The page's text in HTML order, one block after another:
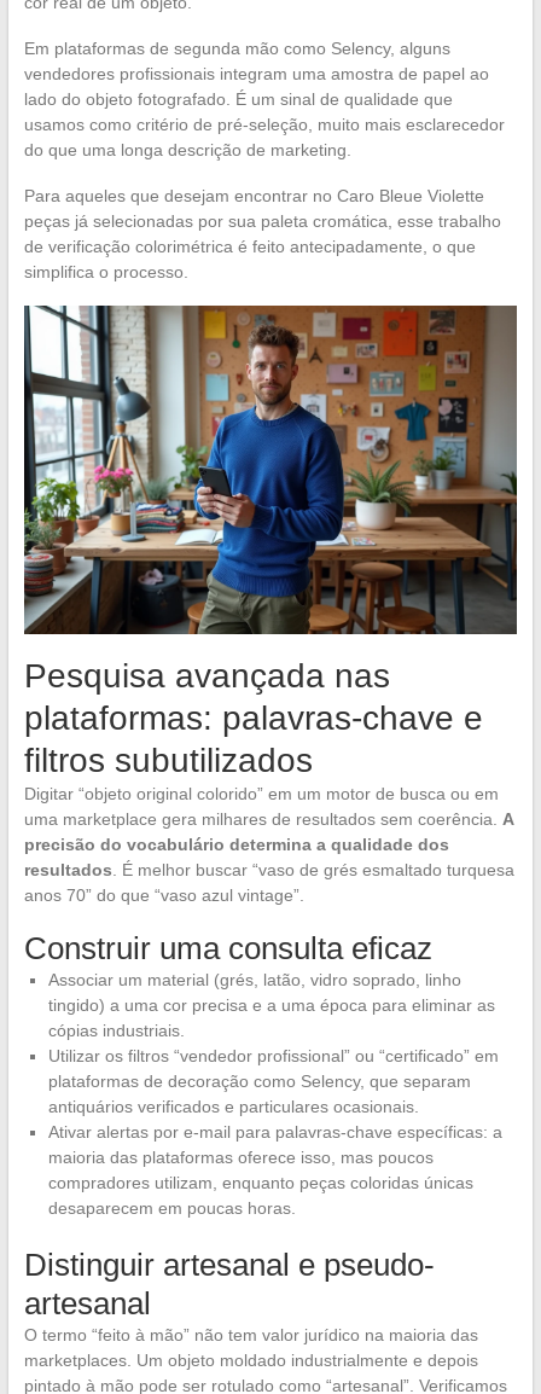
Em plataformas de segunda mão como Selency, alguns
vendedores profissionais integram uma amostra de papel ao
lado do objeto fotografado. É um sinal de qualidade que
usamos como critério de pré-seleção, muito mais esclarecedor
do que uma longa descrição de marketing.
Para aqueles que desejam encontrar no Caro Bleue Violette
peças já selecionadas por sua paleta cromática, esse trabalho
de verificação colorimétrica é feito antecipadamente, o que
simplifica o processo.
Pesquisa avançada nas
plataformas: palavras-chave e
filtros subutilizados
Digitar “objeto original colorido” em um motor de busca ou em
uma marketplace gera milhares de resultados sem coerência. A
precisão do vocabulário determina a qualidade dos
resultados . É melhor buscar “vaso de grés esmaltado turquesa
anos 70” do que “vaso azul vintage”.
Construir uma consulta eficaz
Associar um material (grés, latão, vidro soprado, linho
tingido) a uma cor precisa e a uma época para eliminar as
cópias industriais.
Utilizar os filtros “vendedor profissional” ou “certificado” em
plataformas de decoração como Selency, que separam
antiquários verificados e particulares ocasionais.
Ativar alertas por e-mail para palavras-chave específicas: a
maioria das plataformas oferece isso, mas poucos
compradores utilizam, enquanto peças coloridas únicas
desaparecem em poucas horas.
Distinguir artesanal e pseudo-
artesanal
O termo “feito à mão” não tem valor jurídico na maioria das
marketplaces. Um objeto moldado industrialmente e depois
pintado à mão pode ser rotulado como “artesanal”. Verificamos